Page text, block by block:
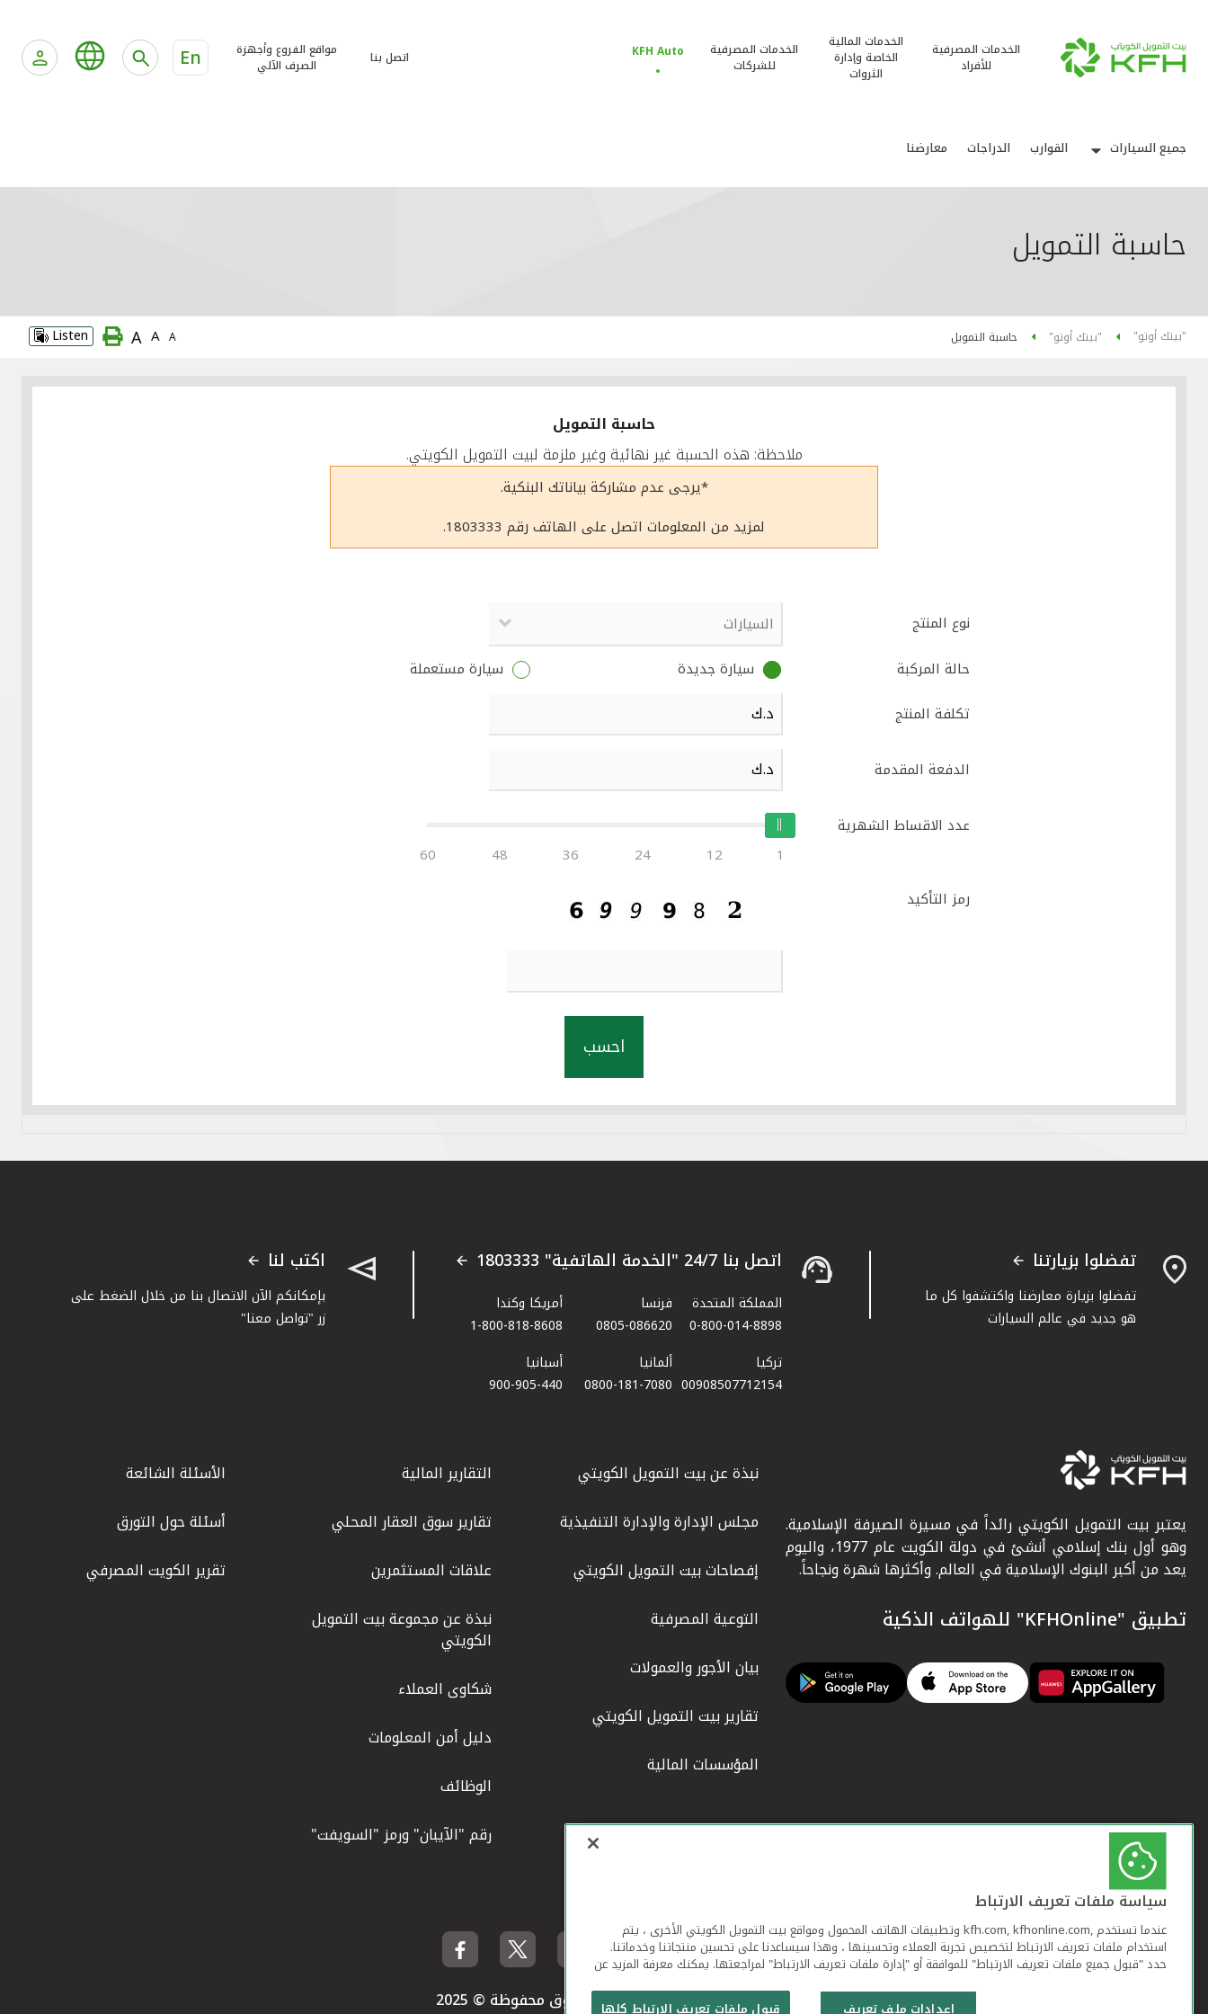
الخدمات المصرفية
للأفراد
الخدمات المالية
الخاصة وإدارة
الثروات
الخدمات المصرفية
للشركات
KFH Auto اتصل بنا
مواقع الفروع وأجهزة
الصرف الآلي
En
جميع السيارات القوارب الدراجات معارضنا
حاسبة التمويل
"بيتك أوتو" "بيتك أوتو" حاسبة التمويل A
A
A
Listen
حاسبة التمويل
ملاحظة: هذه الحسبة غير نهائية وغير ملزمة لبيت التمويل الكويتي.
*يرجى عدم مشاركة بياناتك البنكية.
لمزيد من المعلومات اتصل على الهاتف رقم 1803333.
نوع المنتج
حالة المركبة
سيارة جديدة
سيارة مستعملة
تكلفة المنتج
الدفعة المقدمة
عدد الاقساط الشهرية
1
12
24
36
48
60
رمز التأكيد
احسب
تفضلوا بزيارتنا
تفضلوا بزيارة معارضنا واكتشفوا كل ما
هو جديد في عالم السيارات
اتصل بنا 24/7 "الخدمة الهاتفية" 1803333
المملكة المتحدة
0-800-014-8898
فرنسا
0805-086620
أمريكا وكندا
1-800-818-8608
تركيا
00908507712154​
ألمانيا
0800-181-7080
أسبانيا
900-905-440
اكتب لنا
بإمكانكم الآن الاتصال بنا من خلال الضغط على
زر "تواصل معنا"
يعتبر بيت التمويل الكويتي رائداً في مسيرة الصيرفة الإسلامية.
وهو أول بنك إسلامي أنشئ في دولة الكويت عام 1977، واليوم
يعد من أكبر البنوك الإسلامية في العالم. وأكثرها شهرة ونجاحاً.
تطبيق "KFHOnline" للهواتف الذكية
نبذة عن بيت التمويل الكويتي
مجلس الإدارة والإدارة التنفيذية
إفصاحات بيت التمويل الكويتي
التوعية المصرفية
بيان الأجور والعمولات
تقارير بيت التمويل الكويتي
المؤسسات المالية
التقارير المالية
تقارير سوق العقار المحلي
علاقات المستثمرين
نبذة عن مجموعة بيت التمويل
الكويتي
شكاوى العملاء
دليل أمن المعلومات
الوظائف
رقم "الآيبان" ورمز "السويفت"
الأسئلة الشائعة
أسئلة حول التورق
تقرير الكويت المصرفي
بيت التمويل الكويتي جميع الحقوق محفوظة © 2025
سياسة ملفات تعريف الارتباط
عندما تستخدم ,kfh.com, kfhonline.com وتطبيقات الهاتف المحمول ومواقع بيت التمويل الكويتي الأخرى ، يتم
استخدام ملفات تعريف الارتباط لتخصيص تجربة العملاء وتحسينها ، وهذا سيساعدنا على تحسين منتجاتنا وخدماتنا.
حدد "قبول جميع ملفات تعريف الارتباط" للموافقة أو "إدارة ملفات تعريف الارتباط" لمراجعتها. يمكنك معرفة المزيد عن
قبول ملفات تعريف الارتباط كلها
إعدادات ملف تعريف